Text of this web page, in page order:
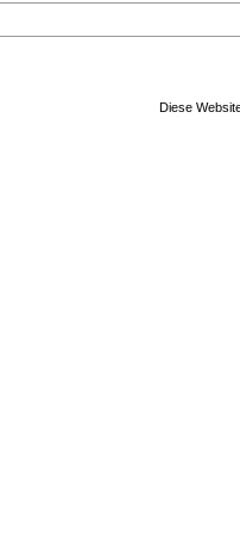
Diese